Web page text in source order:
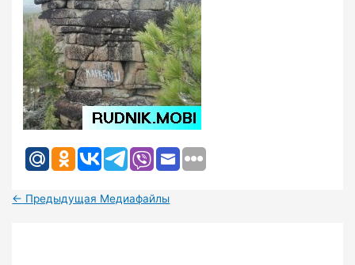
← Предыдущая Медиафайлы